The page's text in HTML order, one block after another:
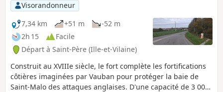
Visorandonneur
7,34 km
+51 m
-52 m
2h 15
Facile
Départ à Saint-Père (Ille-et-Vilaine)
Construit au XVIIIe siècle, le fort complète les fortifications
côtières imaginées par Vauban pour protéger la baie de
Saint-Malo des attaques anglaises. D'une capacité de 3 000